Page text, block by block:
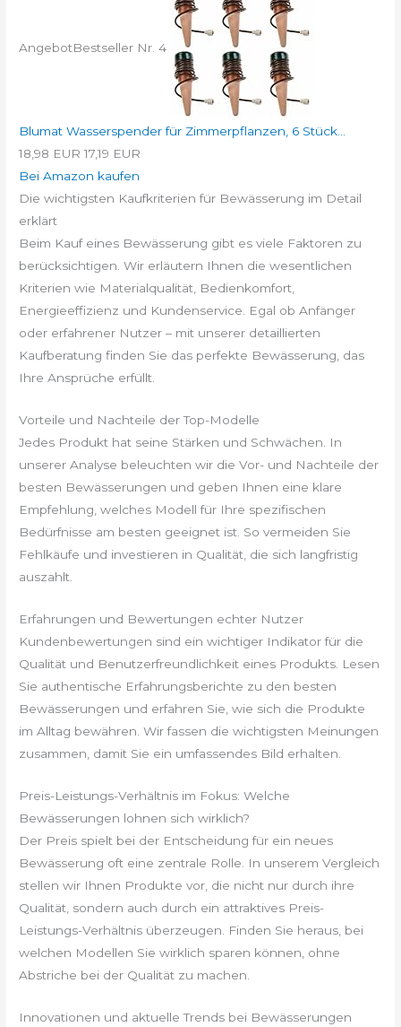
AngebotBestseller Nr. 4
Blumat Wasserspender für Zimmerpflanzen, 6 Stück...
18,98 EUR 17,19 EUR
Bei Amazon kaufen
Die wichtigsten Kaufkriterien für Bewässerung im Detail
erklärt
Beim Kauf eines Bewässerung gibt es viele Faktoren zu
berücksichtigen. Wir erläutern Ihnen die wesentlichen
Kriterien wie Materialqualität, Bedienkomfort,
Energieeffizienz und Kundenservice. Egal ob Anfänger
oder erfahrener Nutzer – mit unserer detaillierten
Kaufberatung finden Sie das perfekte Bewässerung, das
Ihre Ansprüche erfüllt.
Vorteile und Nachteile der Top-Modelle
Jedes Produkt hat seine Stärken und Schwächen. In
unserer Analyse beleuchten wir die Vor- und Nachteile der
besten Bewässerungen und geben Ihnen eine klare
Empfehlung, welches Modell für Ihre spezifischen
Bedürfnisse am besten geeignet ist. So vermeiden Sie
Fehlkäufe und investieren in Qualität, die sich langfristig
auszahlt.
Erfahrungen und Bewertungen echter Nutzer
Kundenbewertungen sind ein wichtiger Indikator für die
Qualität und Benutzerfreundlichkeit eines Produkts. Lesen
Sie authentische Erfahrungsberichte zu den besten
Bewässerungen und erfahren Sie, wie sich die Produkte
im Alltag bewähren. Wir fassen die wichtigsten Meinungen
zusammen, damit Sie ein umfassendes Bild erhalten.
Preis-Leistungs-Verhältnis im Fokus: Welche
Bewässerungen lohnen sich wirklich?
Der Preis spielt bei der Entscheidung für ein neues
Bewässerung oft eine zentrale Rolle. In unserem Vergleich
stellen wir Ihnen Produkte vor, die nicht nur durch ihre
Qualität, sondern auch durch ein attraktives Preis-
Leistungs-Verhältnis überzeugen. Finden Sie heraus, bei
welchen Modellen Sie wirklich sparen können, ohne
Abstriche bei der Qualität zu machen.
Innovationen und aktuelle Trends bei Bewässerungen